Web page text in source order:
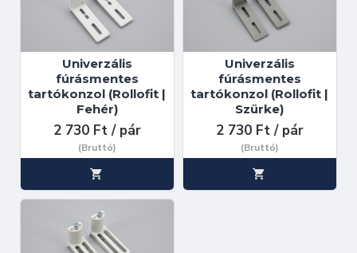
Univerzális
fúrásmentes
tartókonzol (Rollofit |
Fehér)
2 730 Ft / pár
(Bruttó)
Univerzális
fúrásmentes
tartókonzol (Rollofit |
Szürke)
2 730 Ft / pár
(Bruttó)